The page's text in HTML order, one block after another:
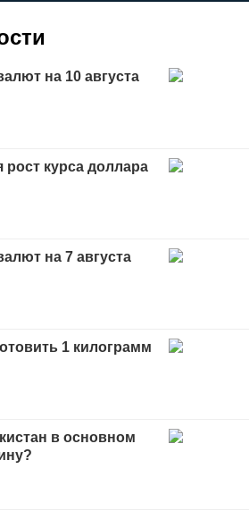
на 10 августа
рост курса доллара
на 7 августа
1 килограмм
в основном